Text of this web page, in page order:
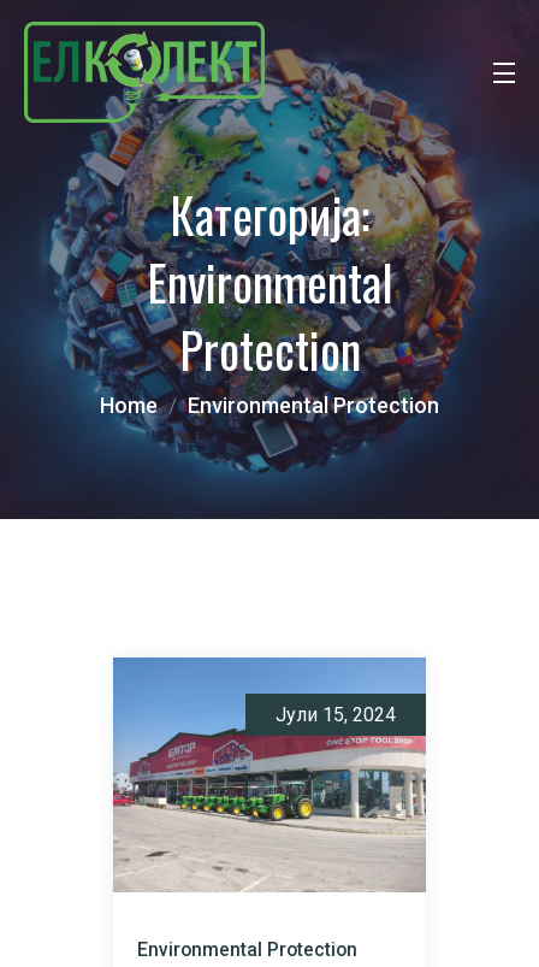
Категорија:
Environmental
Protection
Home Environmental Protection
Јули 15, 2024
Environmental Protection